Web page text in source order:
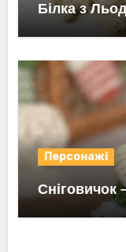
Білка з
Персонажі
Сніговичок